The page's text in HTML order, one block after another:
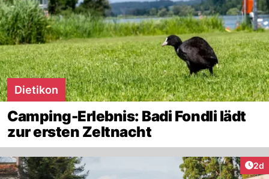
Dietikon
Camping-Erlebnis: Badi Fondli lädt
zur ersten Zeltnacht
2d